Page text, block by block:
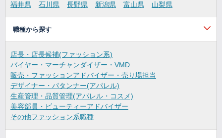
福井県 石川県 長野県 新潟県 富山県 山梨県
職種から探す
店長・店長候補(ファッション系)
バイヤー・マーチャンダイザー・VMD
販売・ファッションアドバイザー・売り場担当
デザイナー・パタンナー(アパレル)
生産管理・品質管理(アパレル・コスメ)
美容部員・ビューティーアドバイザー
その他ファッション系職種